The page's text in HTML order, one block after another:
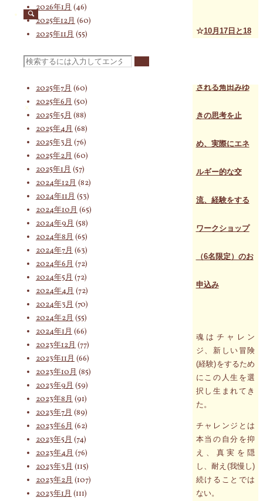
検
索
対
☆10月17日と18
される角田みゆ
きの思考を止
め、実際にエネ
ルギー的な交
流、経験をする
ワークショップ
（6名限定）のお
申込み
魂はチャレン
ジ、新しい冒険
(経験)をするため
にこの人生を選
択し生まれてき
た。
チャレンジとは
本当の自分を抑
え、真実を隠
し、耐え(我慢し)
続けることでは
ない。
2026年1月 (46)
2025年12月 (60)
2025年11月 (55)
2025年9月(62)
2025年7月 (60)
2025年6月 (50)
2025年5月 (88)
2025年4月 (68)
2025年3月 (76)
2025年2月 (60)
2025年1月 (57)
2024年12月 (82)
2024年11月 (53)
2024年10月 (65)
2024年9月 (58)
2024年8月 (65)
2024年7月 (63)
2024年6月 (72)
2024年5月 (72)
2024年4月 (72)
2024年3月 (70)
2024年2月 (55)
2024年1月 (66)
2023年12月 (77)
2023年11月 (66)
2023年10月 (85)
2023年9月 (59)
2023年8月 (91)
2023年7月 (89)
2023年6月 (62)
2023年5月 (74)
2023年4月 (76)
2023年3月 (115)
2023年2月 (107)
2023年1月 (111)